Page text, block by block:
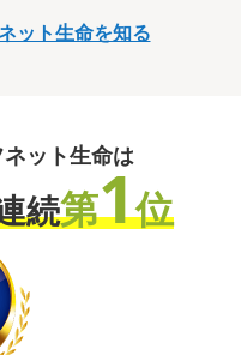
ット生命を知る
ット生命は
続第1位